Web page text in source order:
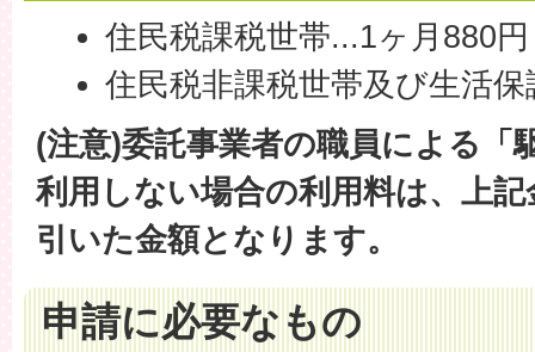
住民税課税世帯...1ヶ月880円
住民税非課税世帯及び生活
(注意)委託事業者の職員による「
利用しない場合の利用料は、上
引いた金額となります。
申請に必要なもの